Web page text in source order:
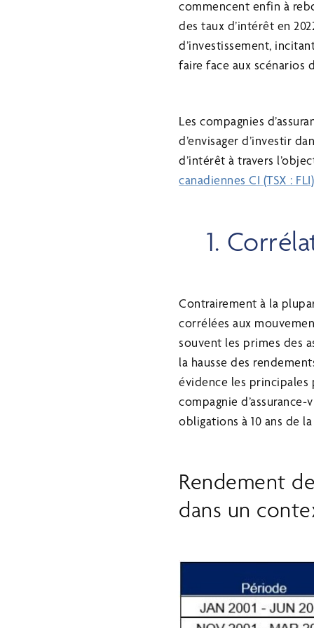
commencent enfin à
des taux d’intérêt en
d’investissement,
faire face aux scénarios
Les compagnies
d’envisager d’investir
d’intérêt à travers
canadiennes CI (TSX : FLI)
1.
Contrairement à la
corrélées aux
souvent les primes des
la hausse des
évidence les principales
compagnie
obligations à 10 ans de
Rendement
dans un